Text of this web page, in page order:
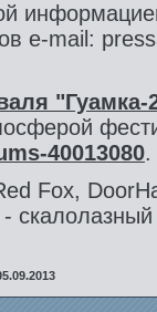
e-mail:
"Гуамка-
40013080.
Fox,
скалолазный